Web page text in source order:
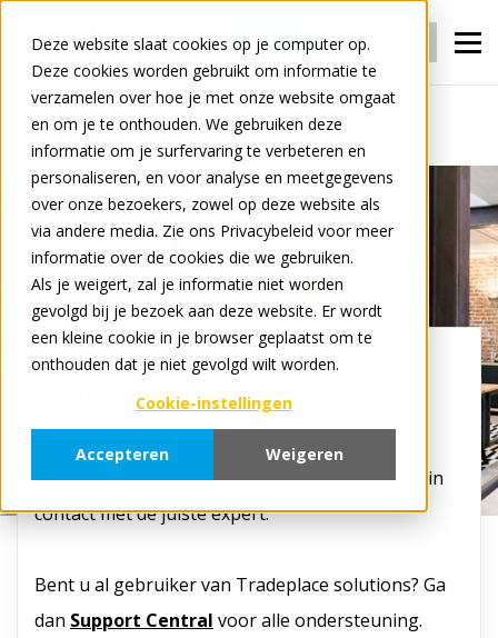
Deze website slaat cookies op je computer op.
Deze cookies worden gebruikt om informatie te
verzamelen over hoe je met onze website omgaat
en om je te onthouden. We gebruiken deze
informatie om je surfervaring te verbeteren en
personaliseren, en voor analyse en meetgegevens
over onze bezoekers, zowel op deze website als
via andere media. Zie ons Privacybeleid voor meer
informatie over de cookies die we gebruiken.
Als je weigert, zal je informatie niet worden
gevolgd bij je bezoek aan deze website. Er wordt
een kleine cookie in je browser geplaatst om te
onthouden dat je niet gevolgd wilt worden.
Cookie-instellingen
Accepteren Weigeren
Inloggen Registreren
Contact
Neem contact met ons op
Geïnteresseerd in Tradeplace?
Laat ons weten wat u zoekt, dan brengen we u in
contact met de juiste expert.
Bent u al gebruiker van Tradeplace solutions? Ga
dan Support Central voor alle ondersteuning.